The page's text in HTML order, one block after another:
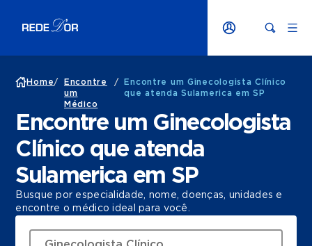
Home/
Encontre
um
Médico
/
Encontre um Ginecologista Clínico
que atenda Sulamerica em SP
Encontre um Ginecologista
Clínico que atenda
Sulamerica em SP
Busque por especialidade, nome, doenças, unidades e
encontre o médico ideal para você.